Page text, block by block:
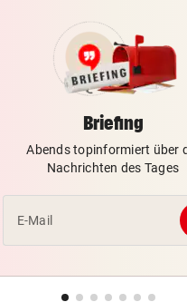
Briefing
Abends topinformiert über
Nachrichten des Tages
E-Mail